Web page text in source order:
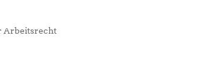
Arbeitsrecht